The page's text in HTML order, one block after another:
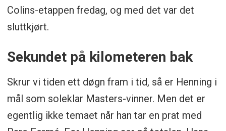
Colins-etappen fredag, og med det var det
sluttkjørt.
Sekundet på kilometeren bak
Skrur vi tiden ett døgn fram i tid, så er Henning i
mål som soleklar Masters-vinner. Men det er
egentlig ikke temaet når han tar en prat med